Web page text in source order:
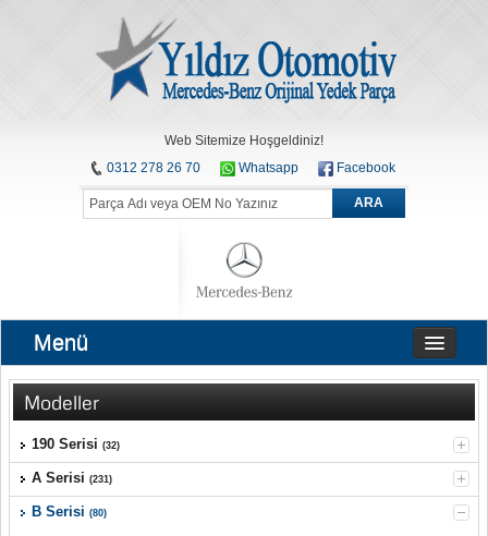
Web Sitemize Hoşgeldiniz!
0312 278 26 70
Whatsapp Facebook
ARA
Menü
Modeller
190 Serisi (32)
A Serisi (231)
B Serisi (80)